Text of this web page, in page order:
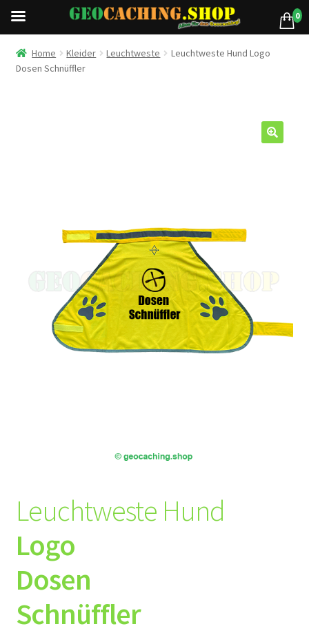
Home Kleider Leuchtweste
Leuchtweste Hund Logo
Dosen Schnüffler
Leuchtweste Hund
Logo
Dosen
Schnüffler
0